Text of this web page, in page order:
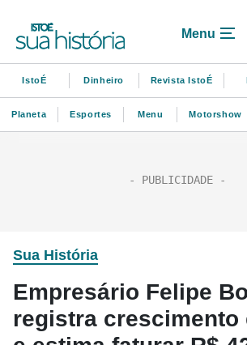
Menu
IstoÉ Dinheiro Revista IstoÉ
Planeta Esportes Menu Motorshow
Sua História
Empresário Felipe
registra crescimento